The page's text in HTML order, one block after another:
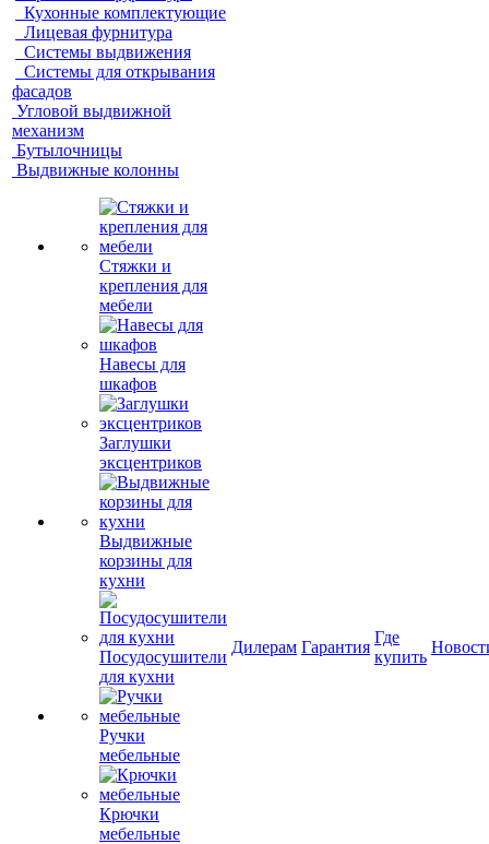
Кухонные комплектующие
Лицевая фурнитура
Системы выдвижения
Системы для открывания
фасадов
Угловой выдвижной
механизм
Бутылочницы
Выдвижные колонны
Стяжки и
крепления для
мебели
Навесы для
шкафов
Заглушки
эксцентриков
Выдвижные
корзины для
кухни
Посудосушители
для кухни
Ручки
мебельные
Крючки
мебельные
Дилерам Гарантия
Где
купить